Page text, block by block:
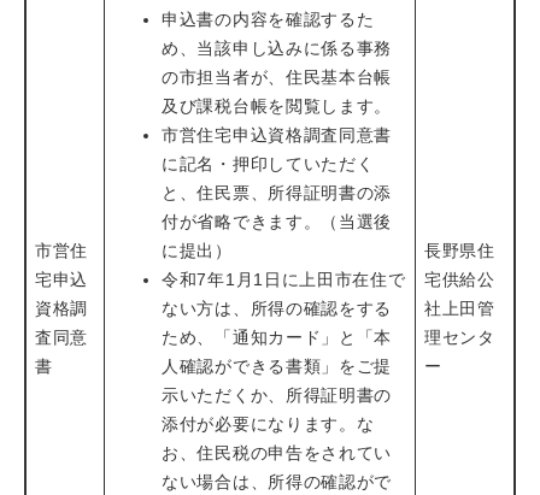
市営住
宅申込
資格調
査同意
書
申込書の内容を確認するた
め、当該申し込みに係る事務
の市担当者が、住民基本台帳
及び課税台帳を閲覧します。
市営住宅申込資格調査同意書
に記名・押印していただく
と、住民票、所得証明書の添
付が省略できます。（当選後
に提出）
令和7年1月1日に上田市在住で
ない方は、所得の確認をする
ため、「通知カード」と「本
人確認ができる書類」をご提
示いただくか、所得証明書の
添付が必要になります。な
お、住民税の申告をされてい
ない場合は、所得の確認がで
長野県住
宅供給公
社上田管
理センタ
ー